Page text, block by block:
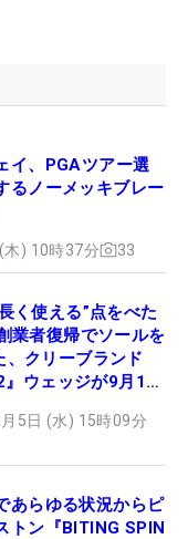
イ、PGAツアー選
るノーメッキブレー
) 10時37分 33
く使える”点をべた
業者復帰でソールを
、クリーブランド
』ウェッジが9月12
5日 (水) 15時09分
あらゆる状況からピ
トン『BITING SPIN